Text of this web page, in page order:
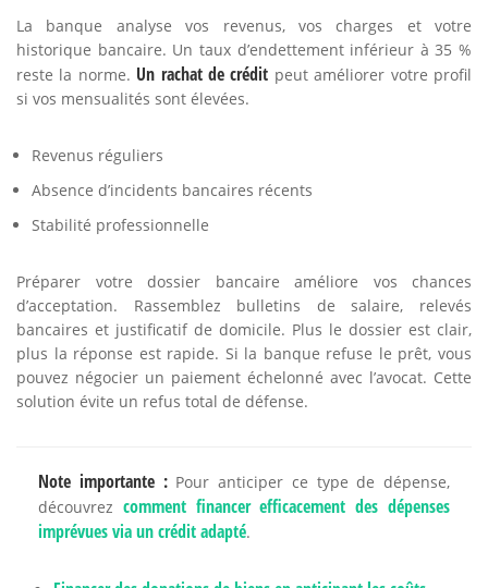
La banque analyse vos revenus, vos charges et votre
historique bancaire. Un taux d’endettement inférieur à 35 %
reste la norme. Un rachat de crédit peut améliorer votre profil
si vos mensualités sont élevées.
Revenus réguliers
Absence d’incidents bancaires récents
Stabilité professionnelle
Préparer votre dossier bancaire améliore vos chances
d’acceptation. Rassemblez bulletins de salaire, relevés
bancaires et justificatif de domicile. Plus le dossier est clair,
plus la réponse est rapide. Si la banque refuse le prêt, vous
pouvez négocier un paiement échelonné avec l’avocat. Cette
solution évite un refus total de défense.
Note importante :Pour anticiper ce type de dépense,
découvrez comment financer efficacement des dépenses
imprévues via un crédit adapté.